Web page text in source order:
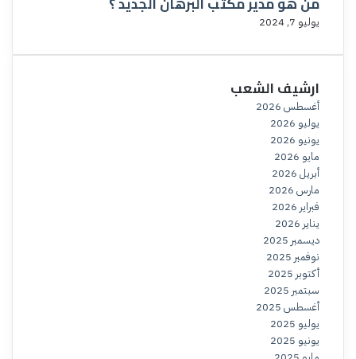
يوليو 7, 2024
ارشيف الشعب
أغسطس 2026
يوليو 2026
يونيو 2026
مايو 2026
أبريل 2026
مارس 2026
فبراير 2026
يناير 2026
ديسمبر 2025
نوفمبر 2025
أكتوبر 2025
سبتمبر 2025
أغسطس 2025
يوليو 2025
يونيو 2025